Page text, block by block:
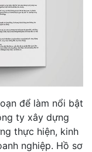
để làm nổi bật
ty xây dựng
thực hiện, kinh
nghiệp. Hồ sơ